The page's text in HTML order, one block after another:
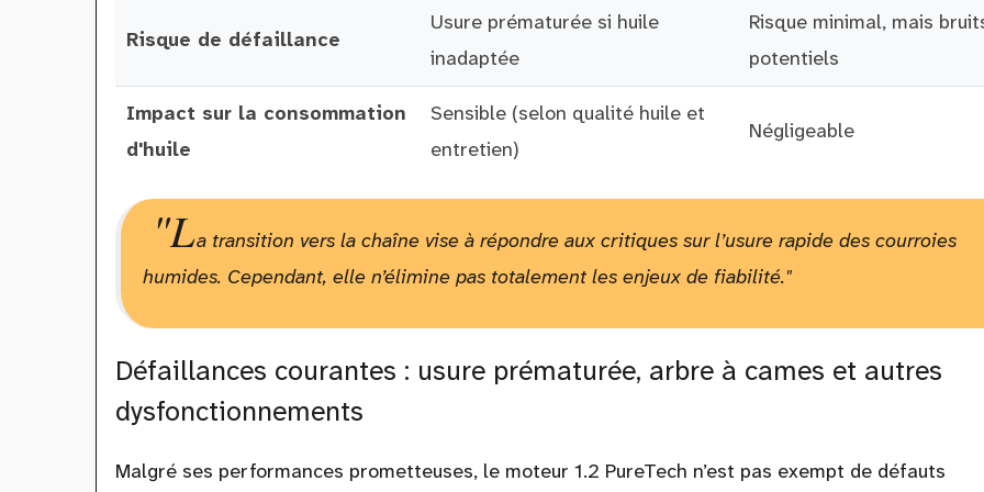
Risque de défaillance
Usure prématurée si huile
inadaptée
Risque minimal, mais
potentiels
Impact sur la consommation
d'huile
Sensible (selon qualité huile et
entretien)
Négligeable
"La transition vers la chaîne vise à répondre aux critiques sur l’usure rapide des courroies
humides. Cependant, elle n’élimine pas totalement les enjeux de fiabilité."
Défaillances courantes : usure prématurée, arbre à cames et autres
dysfonctionnements
Malgré ses performances prometteuses, le moteur 1.2 PureTech n’est pas exempt de défauts